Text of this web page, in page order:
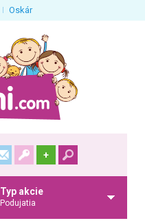
Oskár
+
Typ akcie
Podujatia